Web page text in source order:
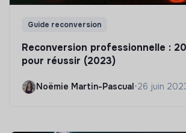
Guide reconversion
Reconversion professionnelle :
pour réussir (2023)
Noëmie Martin-Pascual •26 juin